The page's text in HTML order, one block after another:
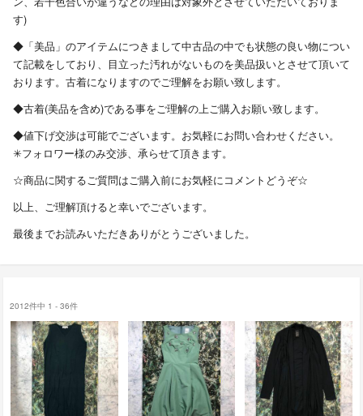
す)
◆「美品」のアイテムにつきまして中古品の中でも状態の良い物につい
て記載をしており、目立った汚れがないものを美品扱いとさせて頂いて
おります。古着になりますのでご理解をお願い致します。
◆古着(美品を含め)である事をご理解の上ご購入お願い致します。
◆値下げ交渉は可能でございます。お気軽にお問い合わせください。
✳︎フォロワー様のみ交渉、承らせて頂きます。
☆商品に関するご質問はご購入前にお気軽にコメントどうぞ☆
以上、ご理解頂けると幸いでございます。
最後までお読みいただきありがとうございました。
2012件中 1 - 36件